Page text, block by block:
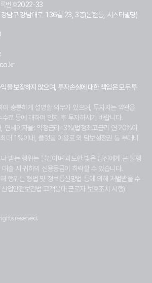
번호2022-33
남구 강남대로 136길 23, 3층(논현동, 시스터빌딩)
을 보장하지 않으며, 투자손실에 대한 책임은 모두 투
여 충분하게 설명할 의무가 있으며, 투자자는 약관을
료 등에 대하여 인지 후 투자하시기 바랍니다.
연체이자율: 약정금리+3%(법정최고금리 연 20%이
대 1%이내, 플랫폼 이용료 외 담보설정권 등 부대비
받는 행위는 불법이며 과도한 빚은 당신에게 큰 불행
출 시 귀하의 신용등급이 하락할 수 있습니다.
행위는 형법 및 정보통신망법 등에 의해 처벌받을 수
업안전보건법 고객응대 근로자 보호조치 시행)
reserved.